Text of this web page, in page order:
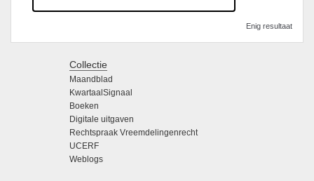
Enig resultaat
Collectie
Maandblad
KwartaalSignaal
Boeken
Digitale uitgaven
Rechtspraak Vreemdelingenrecht
UCERF
Weblogs